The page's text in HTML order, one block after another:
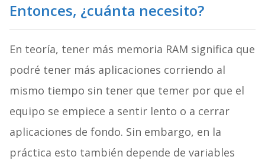
Entonces, ¿cuánta necesito?
En teoría, tener más memoria RAM significa que
podré tener más aplicaciones corriendo al
mismo tiempo sin tener que temer por que el
equipo se empiece a sentir lento o a cerrar
aplicaciones de fondo. Sin embargo, en la
práctica esto también depende de variables